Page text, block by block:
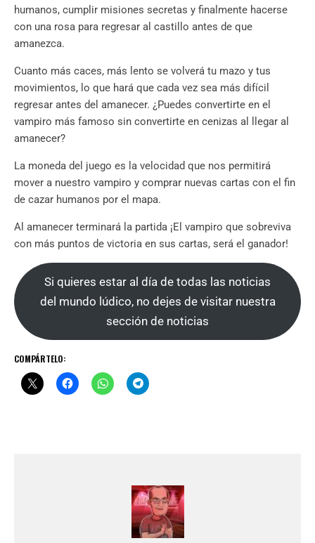
humanos, cumplir misiones secretas y finalmente hacerse
con una rosa para regresar al castillo antes de que
amanezca.
Cuanto más caces, más lento se volverá tu mazo y tus
movimientos, lo que hará que cada vez sea más difícil
regresar antes del amanecer. ¿Puedes convertirte en el
vampiro más famoso sin convertirte en cenizas al llegar al
amanecer?
La moneda del juego es la velocidad que nos permitirá
mover a nuestro vampiro y comprar nuevas cartas con el fin
de cazar humanos por el mapa.
Al amanecer terminará la partida ¡El vampiro que sobreviva
con más puntos de victoria en sus cartas, será el ganador!
Si quieres estar al día de todas las noticias
del mundo lúdico, no dejes de visitar nuestra
sección de noticias
COMPÁRTELO: